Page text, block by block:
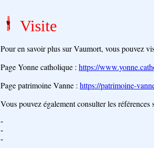
Visite
Pour en savoir plus sur Vaumort, vous pouvez
Page Yonne catholique : https://
Page patrimoine Vanne : https://patrimoine-
Vous pouvez également consulter les références
-
-
-